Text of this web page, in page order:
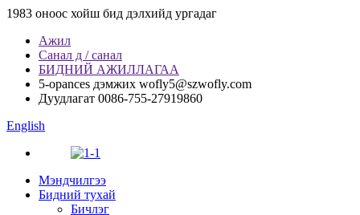
1983 оноос хойш бид дэлхийд ургадаг
Ажил
Санал д / санал
БИДНИЙ АЖИЛЛАГАА
5-opances дэмжих wofly5@szwofly.com
Дуудлагат 0086-755-27919860
English
Мэндчилгээ
Бидний тухай
Бичлэг